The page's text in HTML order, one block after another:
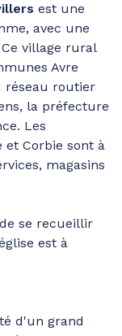
est une
avec une
village rural
Avre
réseau routier
la préfecture
Les
et Corbie sont à
magasins
se recueillir
est à
d'un grand